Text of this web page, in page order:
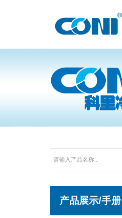
产品展示/手册